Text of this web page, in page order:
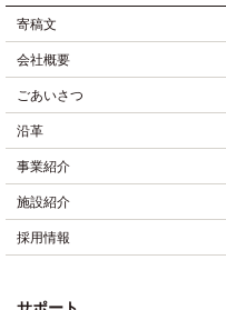
寄稿文
会社概要
ごあいさつ
沿革
事業紹介
施設紹介
採用情報